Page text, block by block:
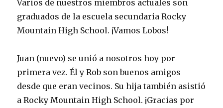
Varios de nuestros miembros actuales son
graduados de la escuela secundaria Rocky
Mountain High School. ¡Vamos Lobos!
Juan (nuevo) se unió a nosotros hoy por
primera vez. Él y Rob son buenos amigos
desde que eran vecinos. Su hija también asistió
a Rocky Mountain High School. ¡Gracias por